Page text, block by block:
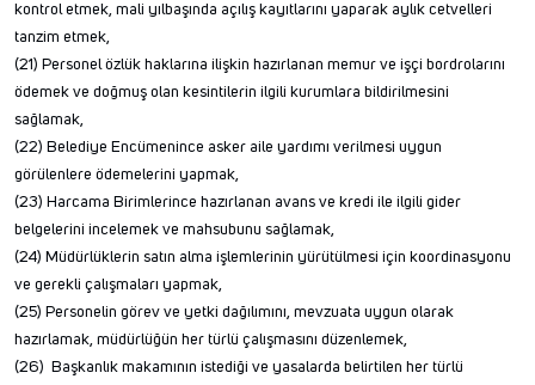
kontrol etmek, mali yılbaşında açılış kayıtlarını yaparak aylık cetvelleri
tanzim etmek,
(21) Personel özlük haklarına ilişkin hazırlanan memur ve işçi bordrolarını
ödemek ve doğmuş olan kesintilerin ilgili kurumlara bildirilmesini
sağlamak,
(22) Belediye Encümenince asker aile yardımı verilmesi uygun
görülenlere ödemelerini yapmak,
(23) Harcama Birimlerince hazırlanan avans ve kredi ile ilgili gider
belgelerini incelemek ve mahsubunu sağlamak,
(24) Müdürlüklerin satın alma işlemlerinin yürütülmesi için koordinasyonu
ve gerekli çalışmaları yapmak,
(25) Personelin görev ve yetki dağılımını, mevzuata uygun olarak
hazırlamak, müdürlüğün her türlü çalışmasını düzenlemek,
(26) Başkanlık makamının istediği ve yasalarda belirtilen her türlü